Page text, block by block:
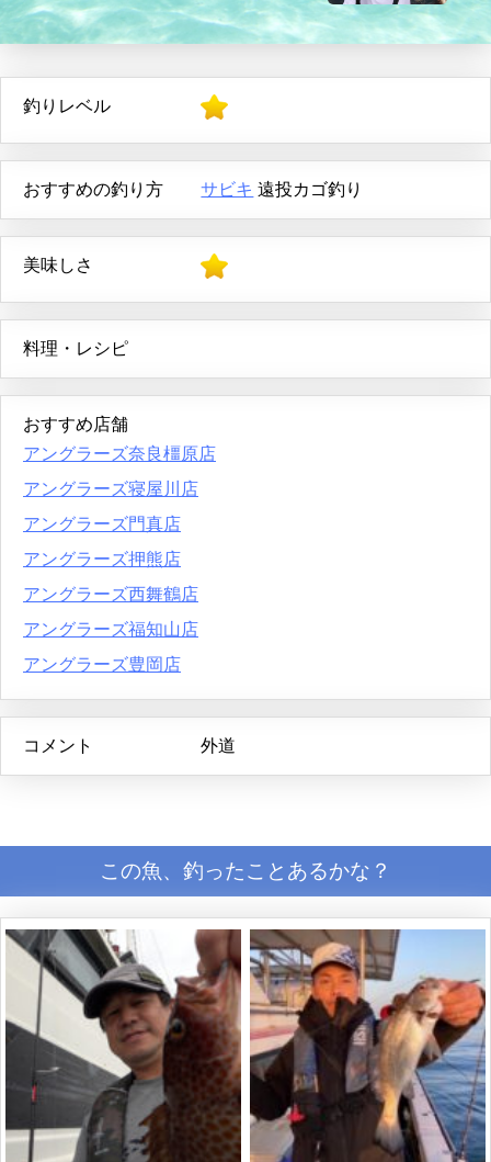
釣りレベル
おすすめの釣り方 サビキ 遠投カゴ釣り
美味しさ
料理・レシピ
おすすめ店舗
アングラーズ奈良橿原店
アングラーズ寝屋川店
アングラーズ門真店
アングラーズ押熊店
アングラーズ西舞鶴店
アングラーズ福知山店
アングラーズ豊岡店
コメント 外道
この魚、釣ったことあるかな？